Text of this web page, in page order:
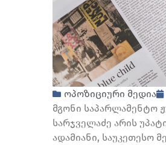
ოპოზიციური მედია
მგონი საპარლამენტო
სარჯველაძე არის
ადამიანი, საუკეთესო